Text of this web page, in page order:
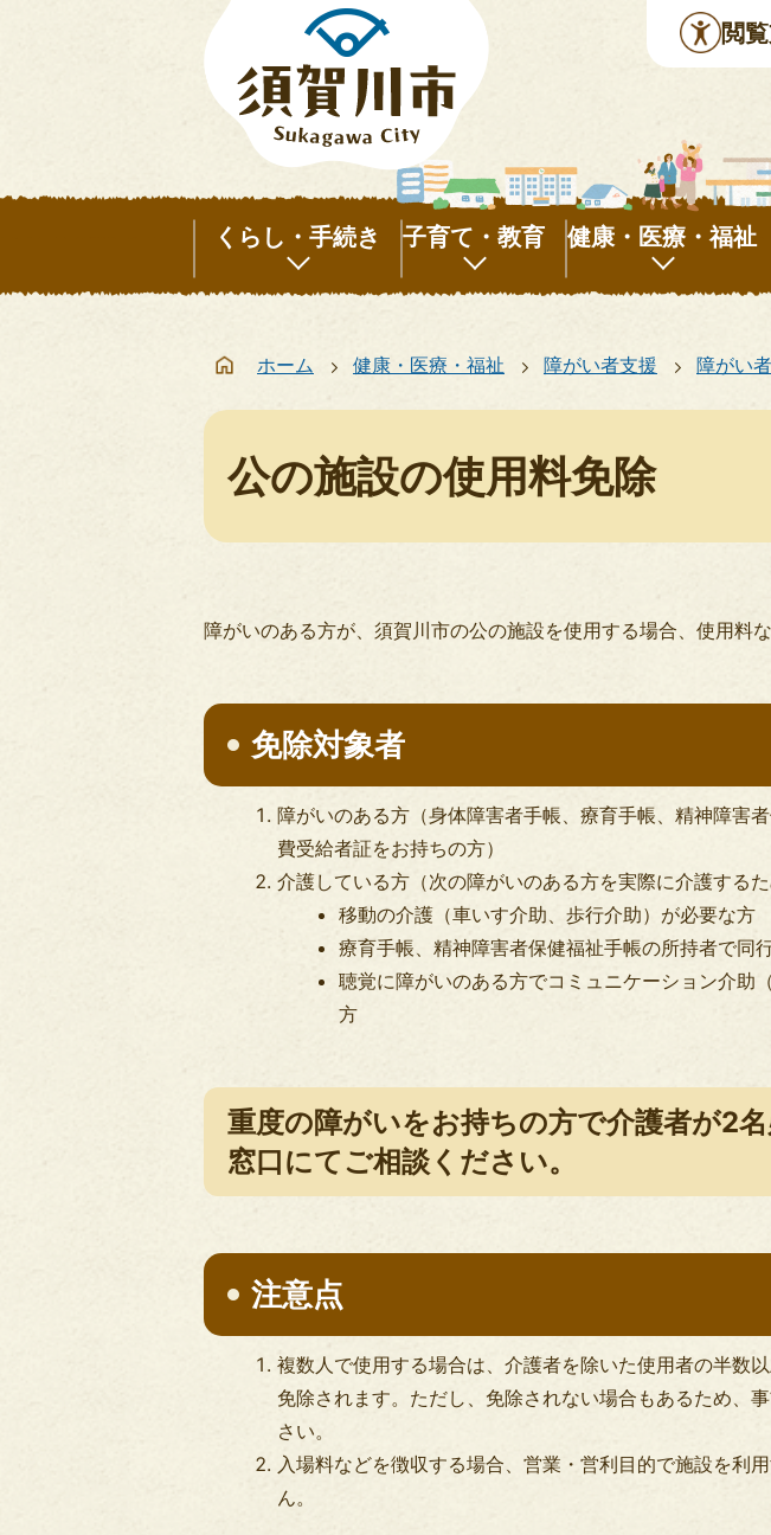
閲
くらし・手続き
く
し・
続
子育て・教育
子
て・
健康・医療・福祉
健
医
祉
ホーム 健康・医療・福祉 障がい者支援 障がい
公の施設の使用料免除
障がいのある方が、須賀川市の公の施設を使用する場合、使用料な
免除対象者
障がいのある方（身体障害者手帳、療育手帳、精神障害
費受給者証をお持ちの方）
介護している方（次の障がいのある方を実際に介護するた
移動の介護（車いす介助、歩行介助）が必要な方
療育手帳、精神障害者保健福祉手帳の所持者で同
聴覚に障がいのある方でコミュニケーション介助
方
重度の障がいをお持ちの方で介護者が2
窓口にてご相談ください。
注意点
複数人で使用する場合は、介護者を除いた使用者の半数
免除されます。ただし、免除されない場合もあるため、
さい。
入場料などを徴収する場合、営業・営利目的で施設を利
ん。